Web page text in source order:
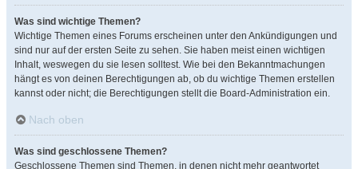
Was sind wichtige Themen?
Wichtige Themen eines Forums erscheinen unter den Ankündigungen und
sind nur auf der ersten Seite zu sehen. Sie haben meist einen wichtigen
Inhalt, weswegen du sie lesen solltest. Wie bei den Bekanntmachungen
hängt es von deinen Berechtigungen ab, ob du wichtige Themen erstellen
kannst oder nicht; die Berechtigungen stellt die Board-Administration ein.
Nach oben
Was sind geschlossene Themen?
Geschlossene Themen sind Themen, in denen nicht mehr geantwortet